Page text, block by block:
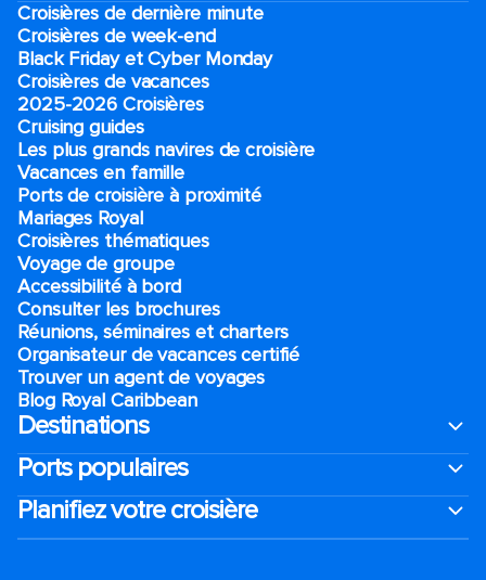
Croisières de dernière minute
Croisières de week-end
Black Friday et Cyber Monday
Croisières de vacances
2025-2026 Croisières
Cruising guides
Les plus grands navires de croisière
Vacances en famille
Ports de croisière à proximité
Mariages Royal
Croisières thématiques
Voyage de groupe​
Accessibilité à bord​
Consulter les brochures
Réunions, séminaires et charters
Organisateur de vacances certifié
Trouver un agent de voyages
Blog Royal Caribbean
Destinations
Ports populaires
Planifiez votre croisière